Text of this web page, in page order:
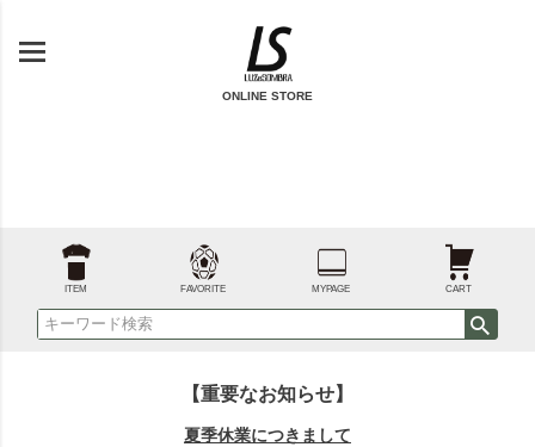
ONLINE STORE
ITEM FAVORITE MYPAGE CART
【重要なお知らせ】
夏季休業につきまして